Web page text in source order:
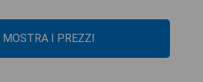
MOSTRA I PREZZI